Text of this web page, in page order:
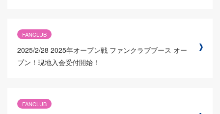
FANCLUB
2025/2/28 2025年オープン戦 ファンクラブブース オー
プン！現地入会受付開始！
FANCLUB